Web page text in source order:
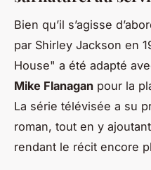
Bien qu’il s’agisse
par Shirley Jackson en
House" a été adapté
Mike Flanagan pour la
La série télévisée a su
roman, tout en y
rendant le récit encore